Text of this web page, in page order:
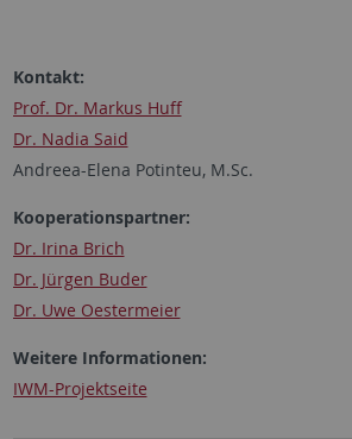
Kontakt:
Prof. Dr. Markus Huff
Dr. Nadia Said
Andreea-Elena Potinteu, M.Sc.
Kooperationspartner:
Dr. Irina Brich
Dr. Jürgen Buder
Dr. Uwe Oestermeier
Weitere Informationen:
IWM-Projektseite